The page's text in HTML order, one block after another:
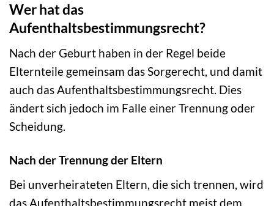
Wer hat das
Aufenthaltsbestimmungsrecht?
Nach der Geburt haben in der Regel beide
Elternteile gemeinsam das Sorgerecht, und damit
auch das Aufenthaltsbestimmungsrecht. Dies
ändert sich jedoch im Falle einer Trennung oder
Scheidung.
Nach der Trennung der Eltern
Bei unverheirateten Eltern, die sich trennen, wird
das Aufenthaltsbestimmungsrecht meist dem